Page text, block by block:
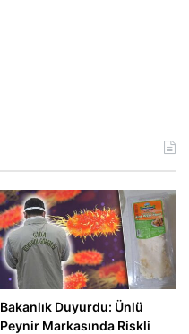
Bakanlık Duyurdu: Ünlü
Peynir Markasında Riskli